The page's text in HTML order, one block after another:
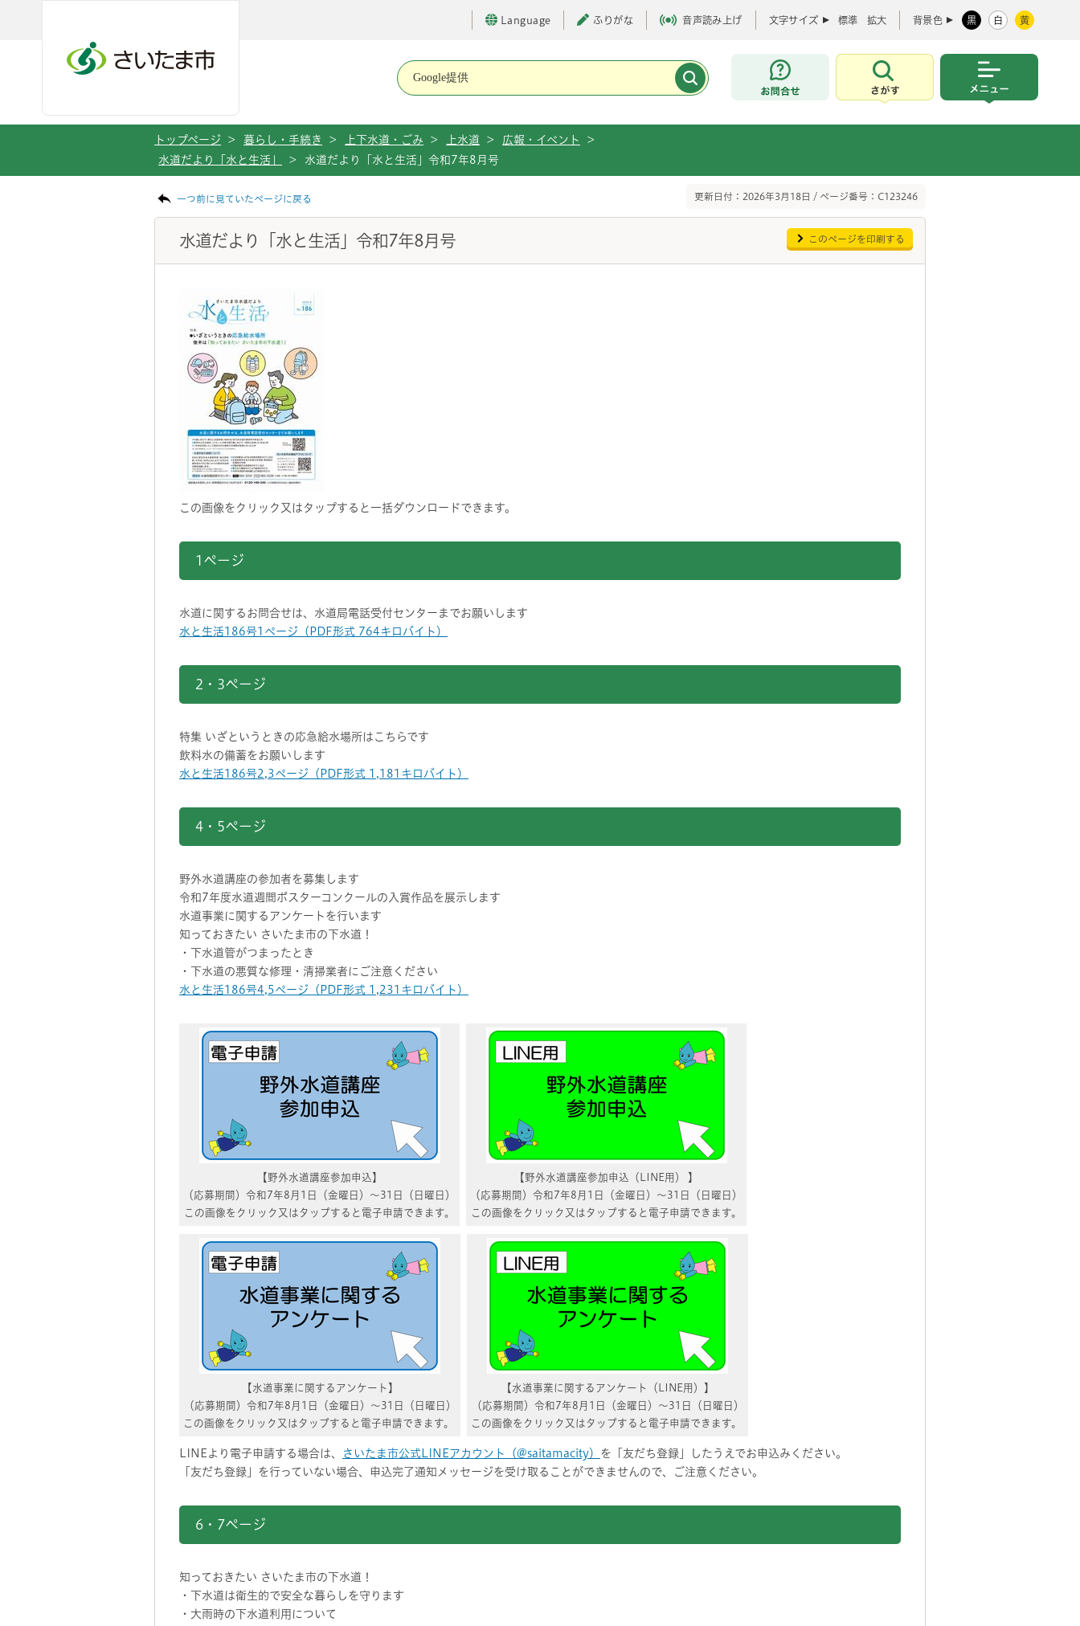
Language ふりがな 音声読み上げ 文字サイズ 標準 拡大 背景色 黒 白 黄
お問合せ
さがす
トップページ > 暮らし・手続き > 上下水道・ごみ > 上水道 > 広報・イベント
>
水道だより「水と生活」
> 水道だより「水と生活」令和7年8月号
一つ前に見ていたページに戻る 更新日付：2026年3月18日 / ページ番号：C123246
水道だより「水と生活」令和7年8月号 このページを印刷する
この画像をクリック又はタップすると一括ダウンロードできます。
1ページ
水道に関するお問合せは、水道局電話受付センターまでお願いします
水と生活186号1ページ（PDF形式 764キロバイト）
2・3ページ
特集 いざというときの応急給水場所はこちらです
飲料水の備蓄をお願いします
水と生活186号2,3ページ（PDF形式 1,181キロバイト）
4・5ページ
野外水道講座の参加者を募集します
令和7年度水道週間ポスターコンクールの入賞作品を展示します
水道事業に関するアンケートを行います
知っておきたい さいたま市の下水道！
・下水道管がつまったとき
・下水道の悪質な修理・清掃業者にご注意ください
水と生活186号4,5ページ（PDF形式 1,231キロバイト）
【野外水道講座参加申込】
（応募期間）令和7年8月1日（金曜日）～31日（日曜日）
この画像をクリック又はタップすると電子申請できます。
【野外水道講座参加申込（LINE用） 】
（応募期間）令和7年8月1日（金曜日）～31日（日曜日）
この画像をクリック又はタップすると電子申請できます。
【水道事業に関するアンケート】
（応募期間）令和7年8月1日（金曜日）～31日（日曜日）
この画像をクリック又はタップすると電子申請できます。
【水道事業に関するアンケート（LINE用）】
（応募期間）令和7年8月1日（金曜日）～31日（日曜日）
この画像をクリック又はタップすると電子申請できます。
LINEより電子申請する場合は、 さいたま市公式LINEアカウント（@saitamacity） を「友だち登録」したうえでお申込みください。
「友だち登録」を行っていない場合、申込完了通知メッセージを受け取ることができませんので、ご注意ください。
6・7ページ
知っておきたい さいたま市の下水道！
・下水道は衛生的で安全な暮らしを守ります
・大雨時の下水道利用について